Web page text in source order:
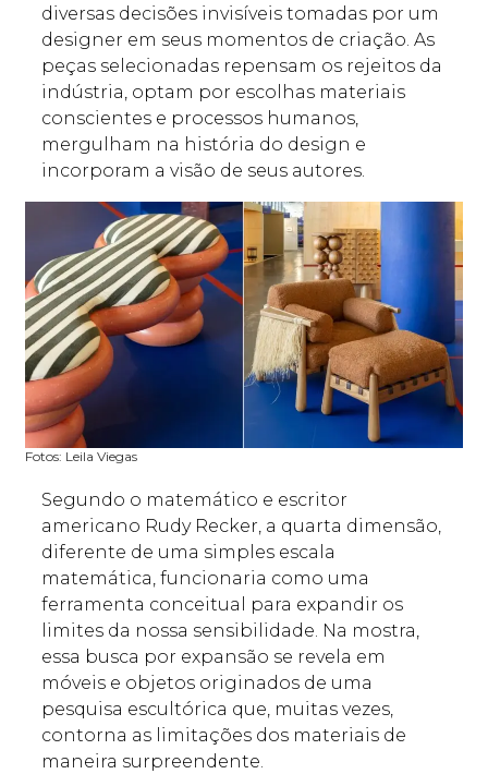
diversas decisões invisíveis tomadas por um
designer em seus momentos de criação. As
peças selecionadas repensam os rejeitos da
indústria, optam por escolhas materiais
conscientes e processos humanos,
mergulham na história do design e
incorporam a visão de seus autores.
Fotos: Leila Viegas
Segundo o matemático e escritor
americano Rudy Recker, a quarta dimensão,
diferente de uma simples escala
matemática, funcionaria como uma
ferramenta conceitual para expandir os
limites da nossa sensibilidade. Na mostra,
essa busca por expansão se revela em
móveis e objetos originados de uma
pesquisa escultórica que, muitas vezes,
contorna as limitações dos materiais de
maneira surpreendente.